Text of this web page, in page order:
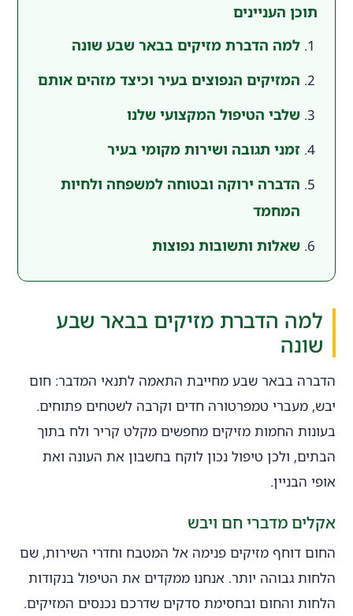
תוכן העניינים
למה הדברת מזיקים בבאר שבע שונה
המזיקים הנפוצים בעיר וכיצד מזהים אותם
שלבי הטיפול המקצועי שלנו
זמני תגובה ושירות מקומי בעיר
הדברה ירוקה ובטוחה למשפחה ולחיות
המחמד
שאלות ותשובות נפוצות
למה הדברת מזיקים בבאר שבע
שונה
הדברה בבאר שבע מחייבת התאמה לתנאי המדבר: חום
יבש, מעברי טמפרטורה חדים וקרבה לשטחים פתוחים.
בעונות החמות מזיקים מחפשים מקלט קריר ולח בתוך
הבתים, ולכן טיפול נכון לוקח בחשבון את העונה ואת
אופי הבניין.
אקלים מדברי חם ויבש
החום דוחף מזיקים פנימה אל המטבח וחדרי השירות, שם
הלחות גבוהה יותר. אנחנו ממקדים את הטיפול בנקודות
הלחות והחום ובחסימת סדקים שדרכם נכנסים המזיקים.